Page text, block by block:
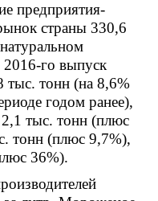
предприятия-
страны 330,6
2016-го выпуск
тыс. тонн (на 8,6%
годом ранее),
тыс. тонн (плюс
тонн (плюс 9,7%),
36%).